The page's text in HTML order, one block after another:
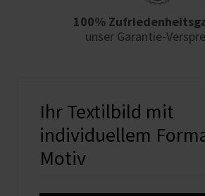
100%
unser Garantie-
Ihr Textilbild mit
individuellem
Motiv